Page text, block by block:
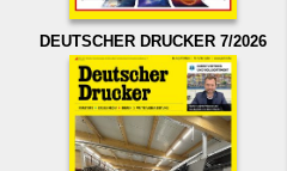
DEUTSCHER DRUCKER 7/2026